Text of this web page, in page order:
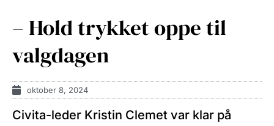
– Hold trykket oppe til
valgdagen
oktober 8, 2024
Civita-leder Kristin Clemet var klar på